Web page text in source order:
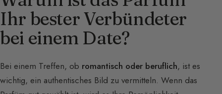
Ihr bester Verbündeter
bei einem Date?
Bei einem Treffen, ob romantisch oder beruflich, ist es
wichtig, ein authentisches Bild zu vermitteln. Wenn das